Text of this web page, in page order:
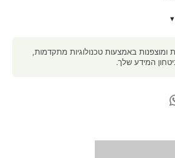
באמצעות טכנולוגיות מתקדמות,
המידע שלך.